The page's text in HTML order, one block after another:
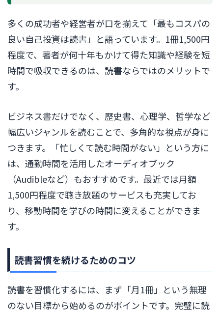
多くの成功者や経営者が口を揃えて「最もコスパの
良い自己投資は読書」と語っています。1冊1,500円
程度で、著者が何十年もかけて得た知識や経験を短
時間で吸収できるのは、読書ならではのメリットで
す。
ビジネス書だけでなく、歴史書、心理学、哲学など
幅広いジャンルを読むことで、多角的な視点が身に
つきます。「忙しくて読む時間がない」という方に
は、通勤時間を活用したオーディオブック
（Audibleなど）もおすすめです。最近では月額
1,500円程度で聴き放題のサービスも充実してお
り、移動時間を学びの時間に変えることができま
す。
読書習慣を続けるためのコツ
読書を習慣化するには、まず「月1冊」という無理
のない目標から始めるのがポイントです。完璧に読